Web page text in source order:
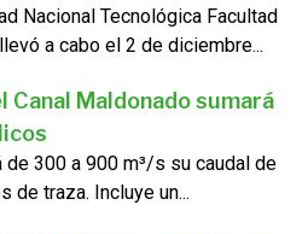
Nacional Tecnológica Facultad
a cabo el 2 de diciembre...
Maldonado sumará
de 300 a 900 m³/s su caudal de
de traza. Incluye un...